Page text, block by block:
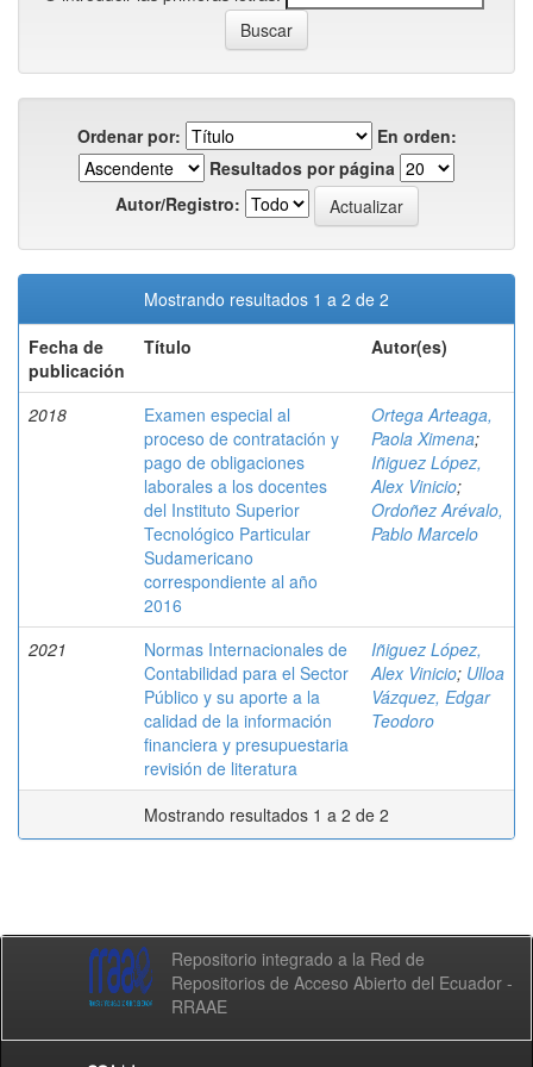
Ordenar por:
En orden:
Resultados por página
Autor/Registro:
Mostrando resultados 1 a 2 de 2
Fecha de
publicación
Título Autor(es)
2018
Examen especial al
proceso de contratación y
pago de obligaciones
laborales a los docentes
del Instituto Superior
Tecnológico Particular
Sudamericano
correspondiente al año
2016
Ortega Arteaga,
Paola Ximena;
Iñiguez López,
Alex Vinicio;
Ordoñez Arévalo,
Pablo Marcelo
2021
Normas Internacionales de
Contabilidad para el Sector
Público y su aporte a la
calidad de la información
financiera y presupuestaria
revisión de literatura
Iñiguez López,
Alex Vinicio; Ulloa
Vázquez, Edgar
Teodoro
Mostrando resultados 1 a 2 de 2
Repositorio integrado a la Red de
Repositorios de Acceso Abierto del Ecuador -
RRAAE